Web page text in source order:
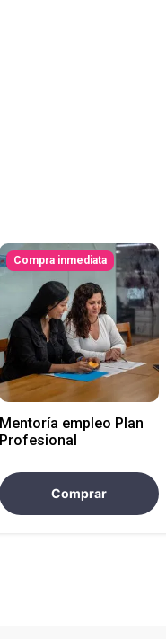
Mentoría empleo Plan
Profesional
Comprar
Compra inmediata